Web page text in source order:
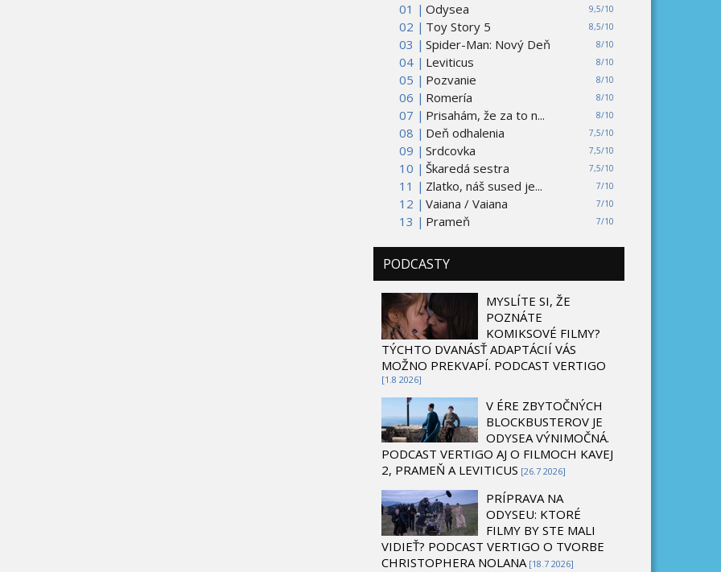
01 | 9,5/10
Odysea
02 |
8,5/10
Toy Story 5
03 |
8/10
Spider-Man: Nový Deň
04 |
8/10
Leviticus
05 |
8/10
Pozvanie
06 |
8/10
Romería
07 |
8/10
Prisahám, že za to n...
08 |
7,5/10
Deň odhalenia
09 |
7,5/10
Srdcovka
10 |
7,5/10
Škaredá sestra
11 |
7/10
Zlatko, náš sused je...
12 |
7/10
Vaiana / Vaiana
13 |
7/10
Prameň
PODCASTY
MYSLÍTE SI, ŽE
POZNÁTE
KOMIKSOVÉ FILMY?
TÝCHTO DVANÁSŤ ADAPTÁCIÍ VÁS
MOŽNO PREKVAPÍ. PODCAST VERTIGO
[1.8 2026]
V ÉRE ZBYTOČNÝCH
BLOCKBUSTEROV JE
ODYSEA VÝNIMOČNÁ.
PODCAST VERTIGO AJ O FILMOCH KAVEJ
2, PRAMEŇ A LEVITICUS [26.7 2026]
PRÍPRAVA NA
ODYSEU: KTORÉ
FILMY BY STE MALI
VIDIEŤ? PODCAST VERTIGO O TVORBE
CHRISTOPHERA NOLANA [18.7 2026]